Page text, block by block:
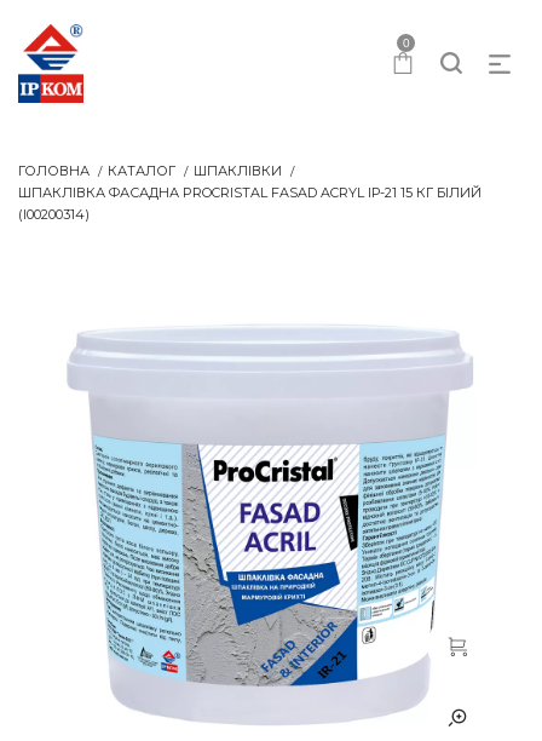
0
ГОЛОВНА КАТАЛОГ
ШПАКЛІВКИ
ШПАКЛІВКА ФАСАДНА PROCRISTAL FASAD ACRYL IР-21 15 КГ БІЛИЙ
(I00200314)